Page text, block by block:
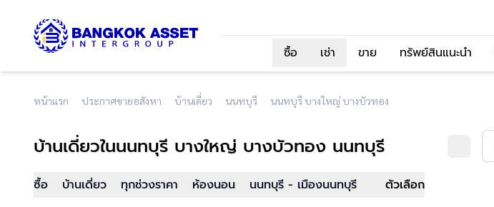
ซื้อ
เช่า ขาย ทรัพย์สินแนะนำ
หน้าแรก ประกาศขายอสังหา บ้านเดี่ยว นนทบุรี นนทบุรี บางใหญ่ บางบัวทอง
บ้านเดี่ยวในนนทบุรี บางใหญ่ บางบัวทอง นนทบุรี
ซื้อ บ้านเดี่ยว ทุกช่วงราคา ห้องนอน นนทบุรี - เมืองนนทบุรี ตัวเลือก